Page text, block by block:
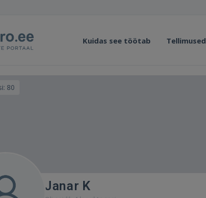
Kuidas see töötab Tellimused
80
Janar K